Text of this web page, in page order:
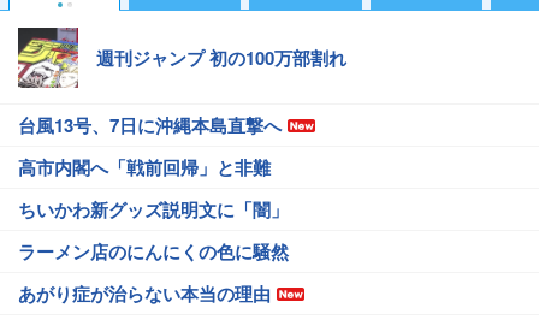
週刊ジャンプ 初の100万部割れ
台風13号、7日に沖縄本島直撃へ
高市内閣へ「戦前回帰」と非難
ちいかわ新グッズ説明文に「闇」
ラーメン店のにんにくの色に騒然
あがり症が治らない本当の理由